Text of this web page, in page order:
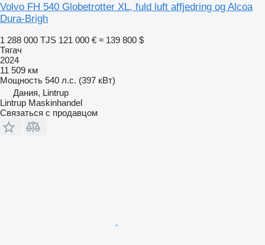
Volvo FH 540 Globetrotter XL, fuld luft affjedring og Alcoa
Dura-Brigh
1 288 000 TJS 121 000 € ≈ 139 800 $
Тягач
2024
11 509 км
Мощность 540 л.с. (397 кВт)
Дания, Lintrup
Lintrup Maskinhandel
Связаться с продавцом